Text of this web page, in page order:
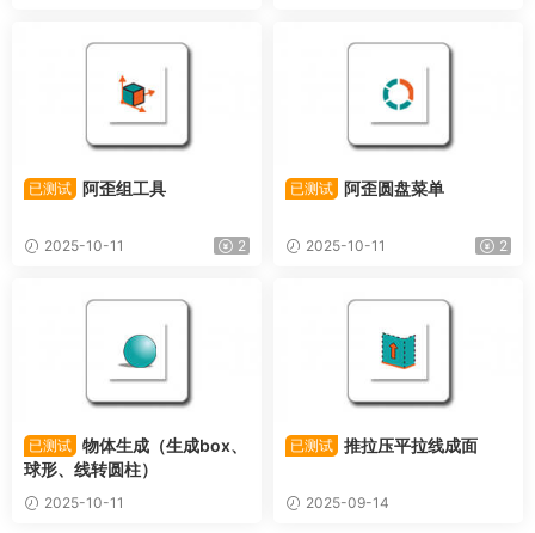
已测试 阿歪组工具
2025-10-11 2
已测试 阿歪圆盘菜单
2025-10-11 2
已测试 物体生成（生成box、
球形、线转圆柱）
2025-10-11
已测试 推拉压平拉线成面
2025-09-14